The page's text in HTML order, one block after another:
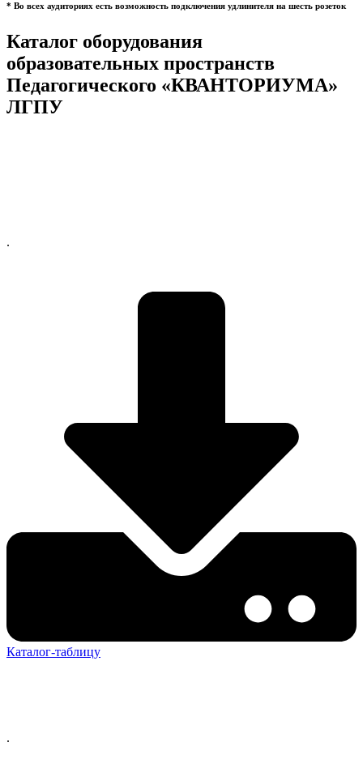
* Во всех аудиториях есть возможность подключения удлинителя на шесть розеток
Каталог оборудования
образовательных пространств
Педагогического «КВАНТОРИУМА»
ЛГПУ
.
Каталог-таблицу
.